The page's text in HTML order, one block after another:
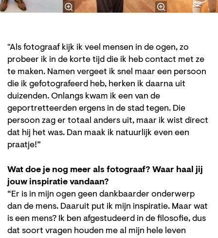
"Als fotograaf kijk ik veel mensen in de ogen, zo
probeer ik in de korte tijd die ik heb contact met ze
te maken. Namen vergeet ik snel maar een persoon
die ik gefotografeerd heb, herken ik daarna uit
duizenden. Onlangs kwam ik een van de
geportretteerden ergens in de stad tegen. Die
persoon zag er totaal anders uit, maar ik wist direct
dat hij het was. Dan maak ik natuurlijk even een
praatje!”
Wat doe je nog meer als fotograaf? Waar haal jij
jouw inspiratie vandaan?
“Er is in mijn ogen geen dankbaarder onderwerp
dan de mens. Daaruit put ik mijn inspiratie. Maar wat
is een mens? Ik ben afgestudeerd in de filosofie, dus
dat soort vragen houden me al mijn hele leven